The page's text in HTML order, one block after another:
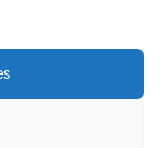
à 18h00